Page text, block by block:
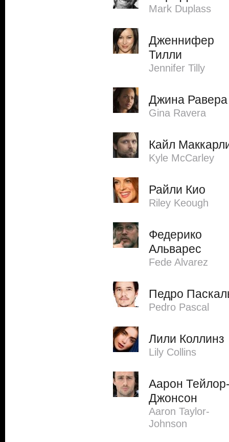
Mark Duplass
Дженнифер
Тилли
Jennifer Tilly
Джина Равера
Gina Ravera
Кайл
Kyle McCarley
Райли Кио
Riley Keough
Федерико
Альварес
Fede Alvarez
Педро
Pedro Pascal
Лили Коллинз
Lily Collins
Аарон
Джонсон
Aaron Taylor-
Johnson